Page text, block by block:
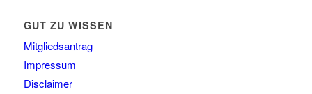
GUT ZU WISSEN
Mitgliedsantrag
Impressum
Disclaimer